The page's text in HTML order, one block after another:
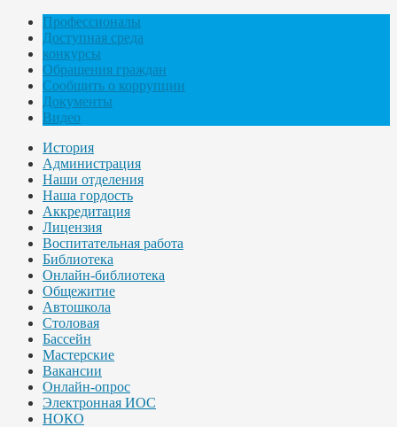
Профессионалы
Доступная среда
конкурсы
Обращения граждан
Сообщить о коррупции
Документы
Видео
История
Администрация
Наши отделения
Наша гордость
Аккредитация
Лицензия
Воспитательная работа
Библиотека
Онлайн-библиотека
Общежитие
Автошкола
Столовая
Бассейн
Мастерские
Вакансии
Онлайн-опрос
Электронная ИОС
НОКО